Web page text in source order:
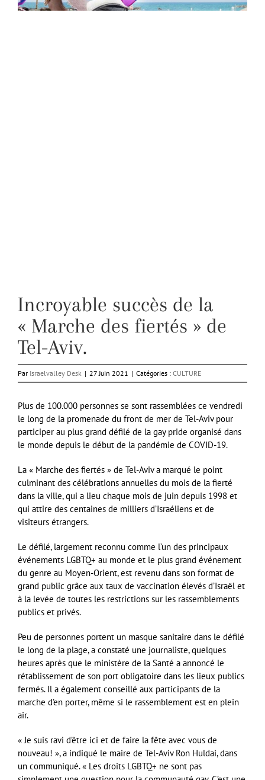
Incroyable succès de la
« Marche des fiertés » de
Tel-Aviv.
Par Israelvalley Desk | 27 Juin 2021 | Catégories : CULTURE
Plus de 100.000 personnes se sont rassemblées ce vendredi
le long de la promenade du front de mer de Tel-Aviv pour
participer au plus grand défilé de la gay pride organisé dans
le monde depuis le début de la pandémie de COVID-19.
La « Marche des fiertés » de Tel-Aviv a marqué le point
culminant des célébrations annuelles du mois de la fierté
dans la ville, qui a lieu chaque mois de juin depuis 1998 et
qui attire des centaines de milliers d’Israéliens et de
visiteurs étrangers.
Le défilé, largement reconnu comme l’un des principaux
événements LGBTQ+ au monde et le plus grand événement
du genre au Moyen-Orient, est revenu dans son format de
grand public grâce aux taux de vaccination élevés d’Israël et
à la levée de toutes les restrictions sur les rassemblements
publics et privés.
Peu de personnes portent un masque sanitaire dans le défilé
le long de la plage, a constaté une journaliste, quelques
heures après que le ministère de la Santé a annoncé le
rétablissement de son port obligatoire dans les lieux publics
fermés. Il a également conseillé aux participants de la
marche d’en porter, même si le rassemblement est en plein
air.
« Je suis ravi d’être ici et de faire la fête avec vous de
nouveau! », a indiqué le maire de Tel-Aviv Ron Huldai, dans
un communiqué. « Les droits LGBTQ+ ne sont pas